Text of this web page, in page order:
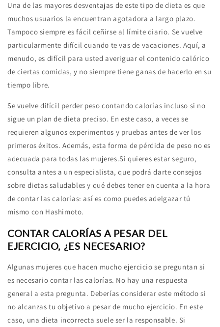
Una de las mayores desventajas de este tipo de dieta es que
muchos usuarios la encuentran agotadora a largo plazo.
Tampoco siempre es fácil ceñirse al límite diario. Se vuelve
particularmente difícil cuando te vas de vacaciones. Aquí, a
menudo, es difícil para usted averiguar el contenido calórico
de ciertas comidas, y no siempre tiene ganas de hacerlo en su
tiempo libre.
Se vuelve difícil perder peso contando calorías incluso si no
sigue un plan de dieta preciso. En este caso, a veces se
requieren algunos experimentos y pruebas antes de ver los
primeros éxitos. Además, esta forma de pérdida de peso no es
adecuada para todas las mujeres.Si quieres estar seguro,
consulta antes a un especialista, que podrá darte consejos
sobre dietas saludables y qué debes tener en cuenta a la hora
de contar las calorías: así es como puedes adelgazar tú
mismo con Hashimoto.
CONTAR CALORÍAS A PESAR DEL
EJERCICIO, ¿ES NECESARIO?
Algunas mujeres que hacen mucho ejercicio se preguntan si
es necesario contar las calorías. No hay una respuesta
general a esta pregunta. Deberías considerar este método si
no alcanzas tu objetivo a pesar de mucho ejercicio. En este
caso, una dieta incorrecta suele ser la responsable. Si